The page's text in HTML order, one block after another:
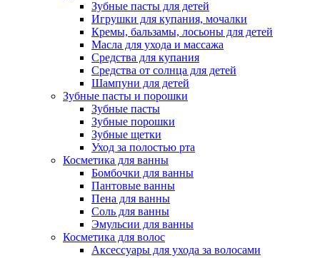
Зубные пасты для детей
Игрушки для купания, мочалки
Кремы, бальзамы, лосьоны для детей
Масла для ухода и массажа
Средства для купания
Средства от солнца для детей
Шампуни для детей
Зубные пасты и порошки
Зубные пасты
Зубные порошки
Зубные щетки
Уход за полостью рта
Косметика для ванны
Бомбочки для ванны
Пантовые ванны
Пена для ванны
Соль для ванны
Эмульсии для ванны
Косметика для волос
Аксессуары для ухода за волосами